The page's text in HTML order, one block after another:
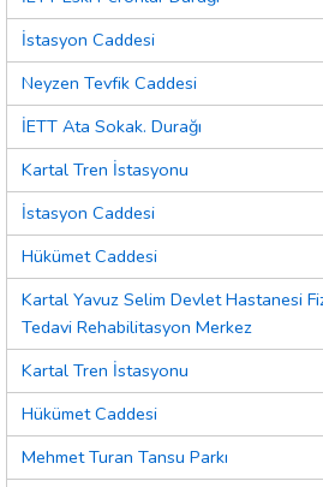
İstasyon Caddesi
Neyzen Tevfik Caddesi
İETT Ata Sokak. Durağı
Kartal Tren İstasyonu
İstasyon Caddesi
Hükümet Caddesi
Kartal Yavuz Selim Devlet Hastanesi
Tedavi Rehabilitasyon Merkez
Kartal Tren İstasyonu
Hükümet Caddesi
Mehmet Turan Tansu Parkı